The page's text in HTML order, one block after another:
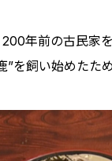
年前の古民家
”を飼い始めた